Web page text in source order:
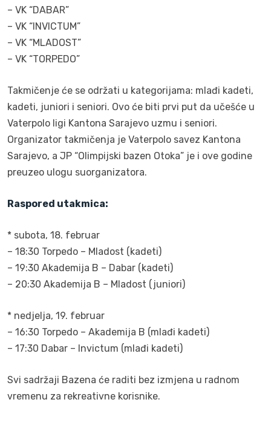
– VK “DABAR”
– VK “INVICTUM”
– VK “MLADOST”
– VK “TORPEDO”
Takmičenje će se održati u kategorijama: mlađi kadeti,
kadeti, juniori i seniori. Ovo će biti prvi put da učešće u
Vaterpolo ligi Kantona Sarajevo uzmu i seniori.
Organizator takmičenja je Vaterpolo savez Kantona
Sarajevo, a JP “Olimpijski bazen Otoka” je i ove godine
preuzeo ulogu suorganizatora.
Raspored utakmica:
* subota, 18. februar
– 18:30 Torpedo – Mladost (kadeti)
– 19:30 Akademija B – Dabar (kadeti)
– 20:30 Akademija B – Mladost (juniori)
* nedjelja, 19. februar
– 16:30 Torpedo – Akademija B (mlađi kadeti)
– 17:30 Dabar – Invictum (mlađi kadeti)
Svi sadržaji Bazena će raditi bez izmjena u radnom
vremenu za rekreativne korisnike.